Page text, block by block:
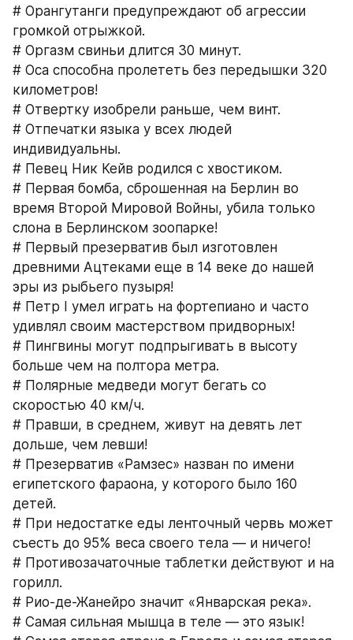
# Орангутанги предупреждают об агрессии
громкой отрыжкой.
# Оргазм свиньи длится 30 минут.
# Оса способна пролететь без передышки 320
километров!
# Отвертку изобрели раньше, чем винт.
# Отпечатки языка у всех людей
индивидуальны.
# Певец Ник Кейв родился с хвостиком.
# Первая бомба, сброшенная на Берлин во
время Второй Мировой Войны, убила только
слона в Берлинском зоопарке!
# Первый презерватив был изготовлен
древними Ацтеками еще в 14 веке до нашей
эры из рыбьего пузыря!
# Петр I умел играть на фортепиано и часто
удивлял своим мастерством придворных!
# Пингвины могут подпрыгивать в высоту
больше чем на полтора метра.
# Полярные медведи могут бегать со
скоростью 40 км/ч.
# Правши, в среднем, живут на девять лет
дольше, чем левши!
# Презерватив «Рамзес» назван по имени
египетского фараона, у которого было 160
детей.
# При недостатке еды ленточный червь может
съесть до 95% веса своего тела — и ничего!
# Противозачаточные таблетки действуют и на
горилл.
# Рио-де-Жанейро значит «Январская река».
# Самая сильная мышца в теле — это язык!